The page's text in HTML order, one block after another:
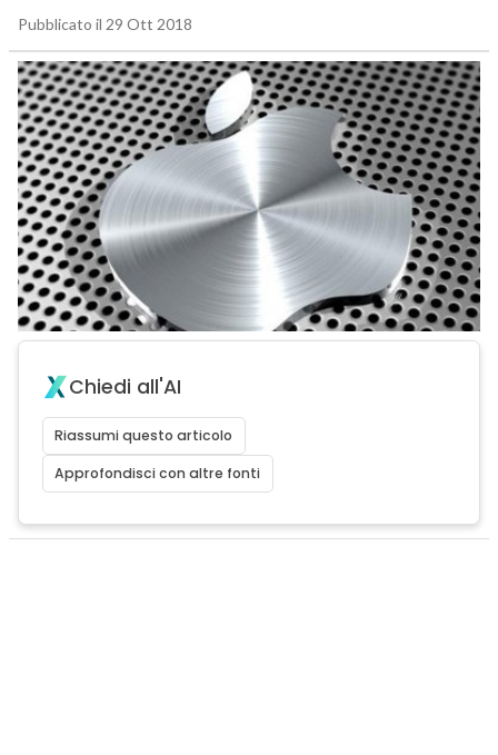
Pubblicato il 29 Ott 2018
Chiedi all'AI
Riassumi questo articolo
Approfondisci con altre fonti